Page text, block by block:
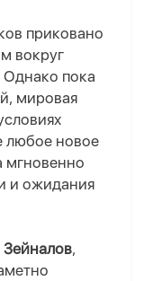
приковано
вокруг
пока
мировая
любое новое
мгновенно
и ожидания
,